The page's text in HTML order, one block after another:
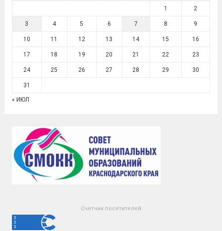
1 2
3 4 5 6 7 8 9
10 11 12 13 14 15 16
17 18 19 20 21 22 23
24 25 26 27 28 29 30
31
« ИЮЛ
Счетчик посетителей